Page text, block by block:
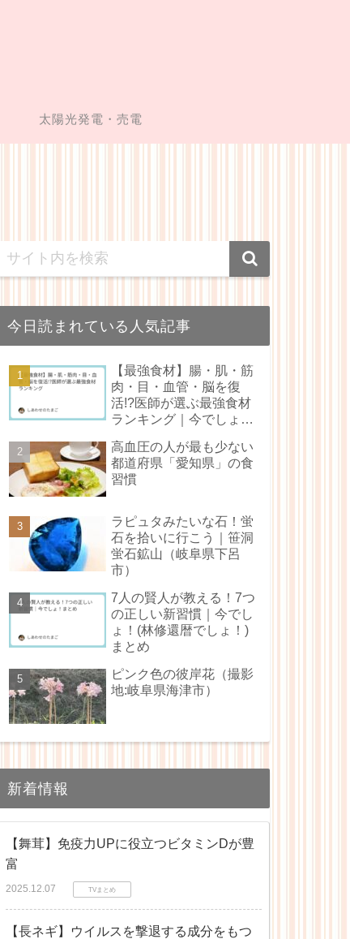
太陽光発電・売電
今日読まれている人気記事
【最強食材】腸・肌・筋
肉・目・血管・脳を復
活!?医師が選ぶ最強食材
ランキング｜今でしょ！
とめ
高血圧の人が最も少ない
都道府県「愛知県」の食
習慣
ラピュタみたいな石！蛍
石を拾いに行こう｜笹洞
蛍石鉱山（岐阜県下呂
市）
7人の賢人が教える！7つ
の正しい新習慣｜今でし
ょ！(林修還暦でしょ！)
まとめ
ピンク色の彼岸花（撮影
地:岐阜県海津市）
新着情報
【舞茸】免疫力UPに役立つビタミンDが豊
富
2025.12.07 TVまとめ
【長ネギ】ウイルスを撃退する成分をもつ